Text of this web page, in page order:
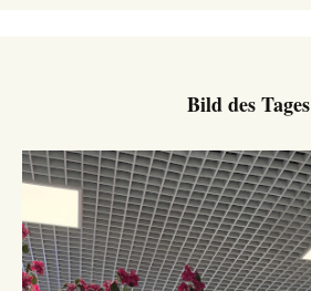
Bild des Tages